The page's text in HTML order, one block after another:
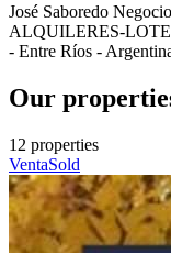
José Saboredo
ALQUILERES-
- Entre Ríos -
Our
12 properties
VentaSold